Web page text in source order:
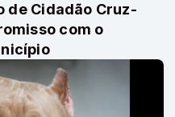
de Cidadão Cruz-
com o